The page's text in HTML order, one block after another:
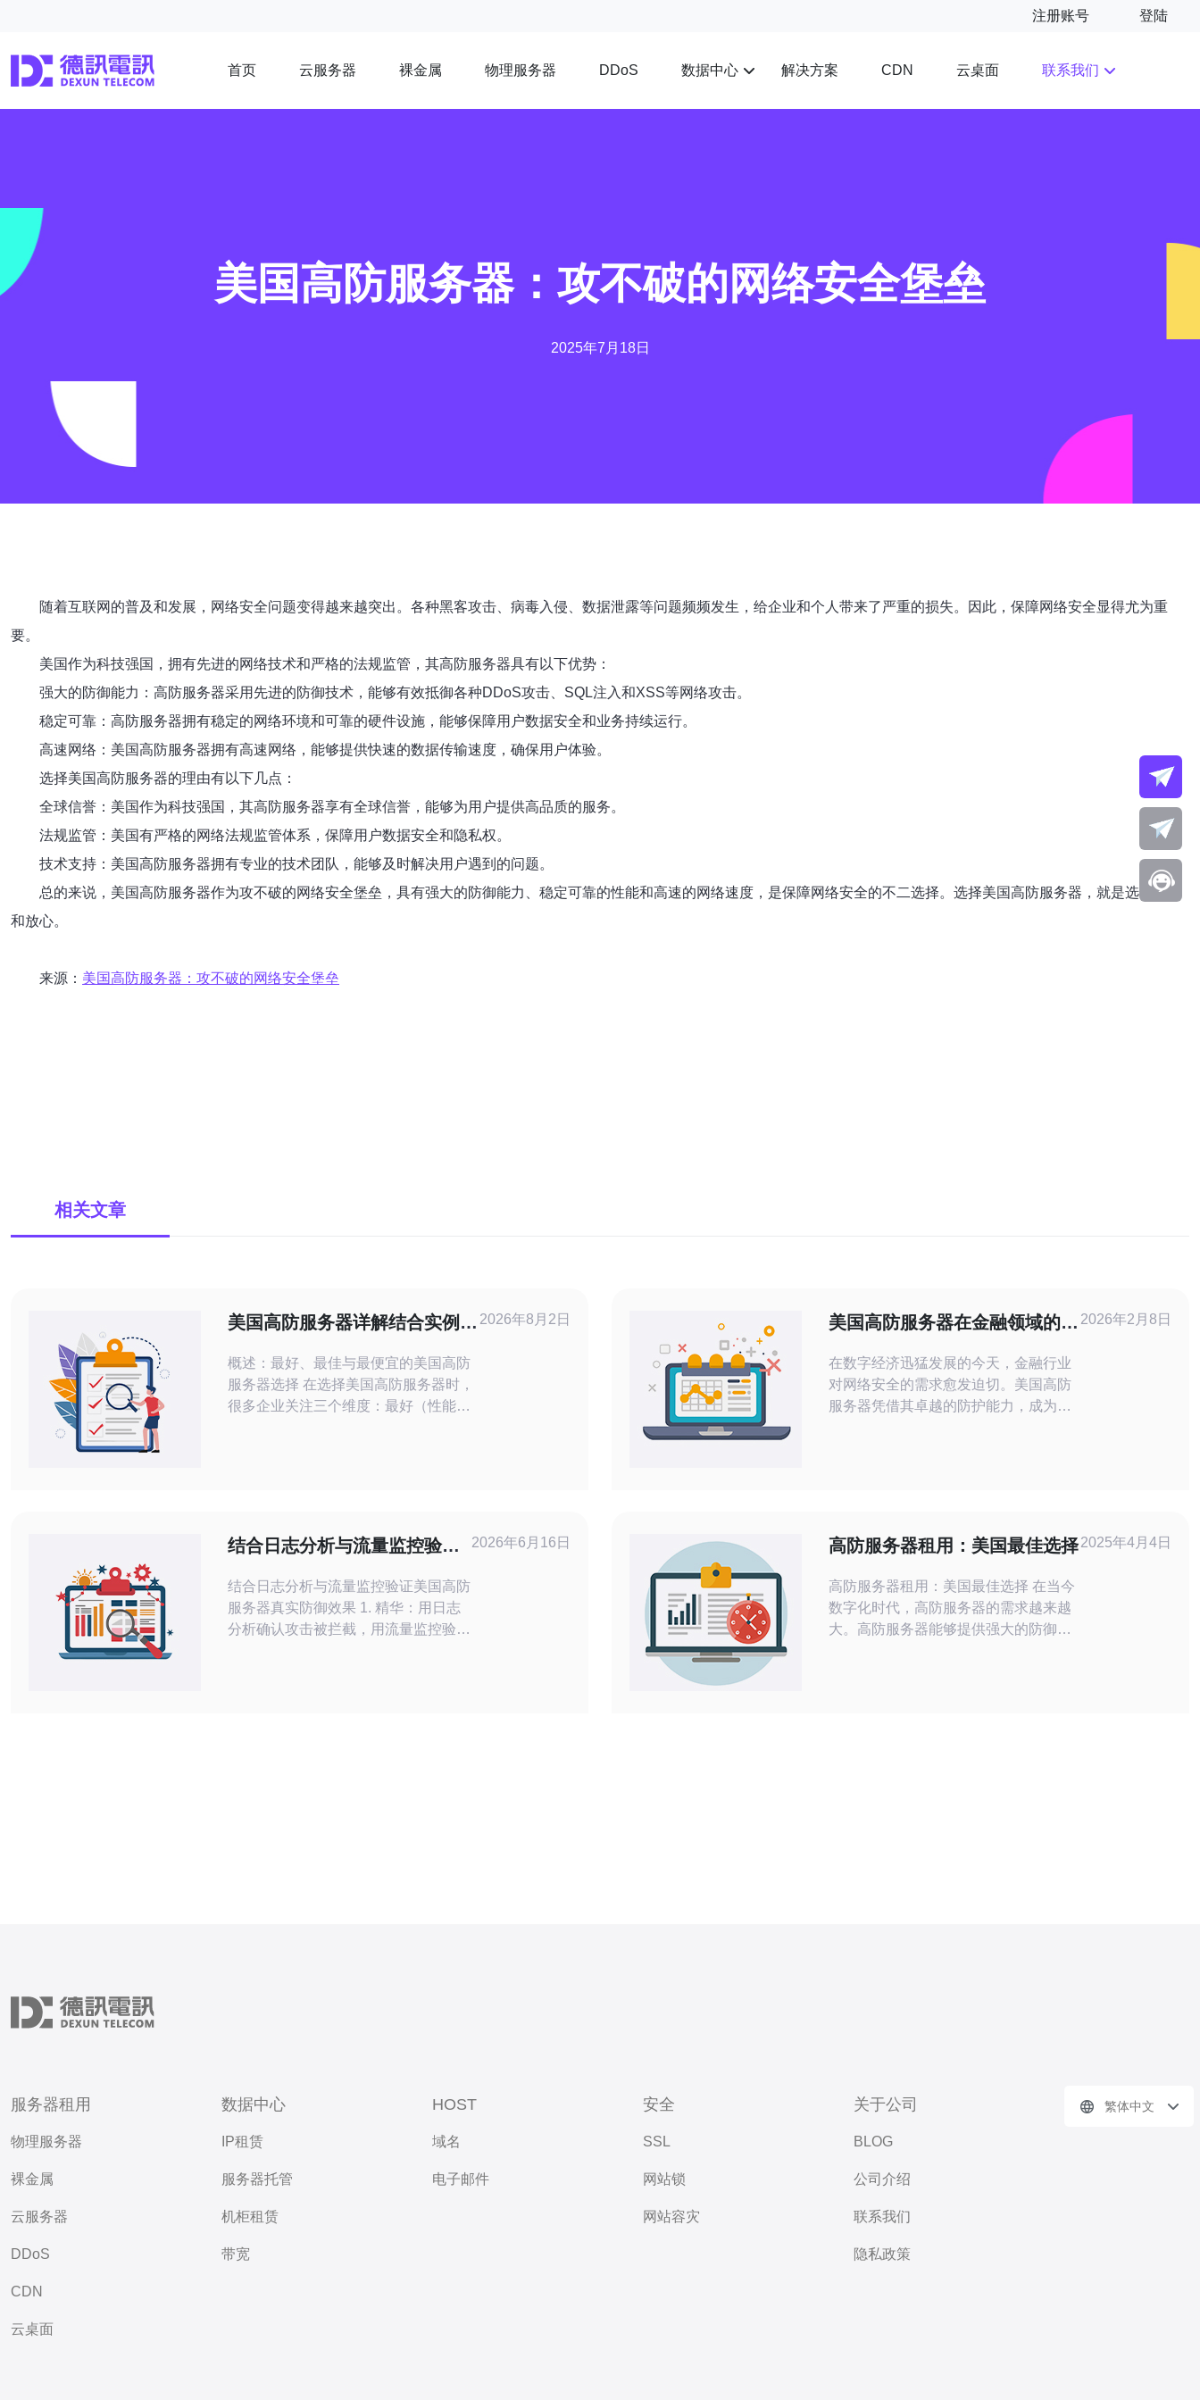
注册账号 登陆
首页 云服务器 裸金属 物理服务器 DDoS 数据中心 解决方案 CDN 云桌面 联系我们
美国高防服务器：攻不破的网络安全堡垒
2025年7月18日
随着互联网的普及和发展，网络安全问题变得越来越突出。各种黑客攻击、病毒入侵、数据泄露等问题频频发生，给企业和个人带来了严重的损失。因此，保障网络安全显得尤为重
要。
美国作为科技强国，拥有先进的网络技术和严格的法规监管，其高防服务器具有以下优势：
强大的防御能力：高防服务器采用先进的防御技术，能够有效抵御各种DDoS攻击、SQL注入和XSS等网络攻击。
稳定可靠：高防服务器拥有稳定的网络环境和可靠的硬件设施，能够保障用户数据安全和业务持续运行。
高速网络：美国高防服务器拥有高速网络，能够提供快速的数据传输速度，确保用户体验。
选择美国高防服务器的理由有以下几点：
全球信誉：美国作为科技强国，其高防服务器享有全球信誉，能够为用户提供高品质的服务。
法规监管：美国有严格的网络法规监管体系，保障用户数据安全和隐私权。
技术支持：美国高防服务器拥有专业的技术团队，能够及时解决用户遇到的问题。
总的来说，美国高防服务器作为攻不破的网络安全堡垒，具有强大的防御能力、稳定可靠的性能和高速的网络速度，是保障网络安全的不二选择。选择美国高防服务器，就是选择安全
和放心。
来源： 美国高防服务器：攻不破的网络安全堡垒
相关文章
美国高防服务器详解结合实例讲
程
概述：最好、最佳与最便宜的美国高防
服务器选择 在选择美国高防服务器时，
很多企业关注三个维度：最好（性能与
全与成本之间取得平衡。 高防服务器的
核心能力与架构要点 优秀的美国高防
2026年8月2日
美国高防服务器在金融领域的重
在数字经济迅猛发展的今天，金融行业
对网络安全的需求愈发迫切。美国高防
服务器凭借其卓越的防护能力，成为金
过各种手段试图窃取用户的敏感信息和
资金。因此，确保数据安全至关重要。
美
2026年2月8日
结合日志分析与流量监控验证
结合日志分析与流量监控验证美国高防
服务器真实防御效果 1. 精华：用日志
分析确认攻击被拦截，用流量监控验证
2026年6月16日 高防服务器租用：美国最佳选择
高防服务器租用：美国最佳选择 在当今
数字化时代，高防服务器的需求越来越
大。高防服务器能够提供强大的防御能
2025年4月4日
服务器租用
物理服务器
裸金属
云服务器
DDoS
CDN
云桌面
数据中心
IP租赁
服务器托管
机柜租赁
带宽
HOST
域名
电子邮件
安全
SSL
网站锁
网站容灾
关于公司
BLOG
公司介绍
联系我们
隐私政策
繁体中文